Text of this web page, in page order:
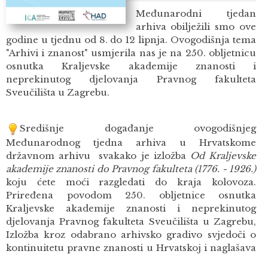
Međunarodni tjedan
arhiva obilježili smo ove
godine u tjednu od 8. do 12 lipnja. Ovogodišnja tema
"Arhivi i znanost" usmjerila nas je na 250. obljetnicu
osnutka Kraljevske akademije znanosti i
neprekinutog djelovanja Pravnog fakulteta
Sveučilišta u Zagrebu.
Središnje događanje ovogodišnjeg
Međunarodnog tjedna arhiva u Hrvatskome
državnom arhivu svakako je izložba Od Kraljevske
akademije znanosti do Pravnog fakulteta (1776. - 1926.)
koju ćete moći razgledati do kraja kolovoza.
Priređena povodom 250. obljetnice osnutka
Kraljevske akademije znanosti i neprekinutog
djelovanja Pravnog fakulteta Sveučilišta u Zagrebu,
Izložba kroz odabrano arhivsko gradivo svjedoči o
kontinuitetu pravne znanosti u Hrvatskoj i naglašava